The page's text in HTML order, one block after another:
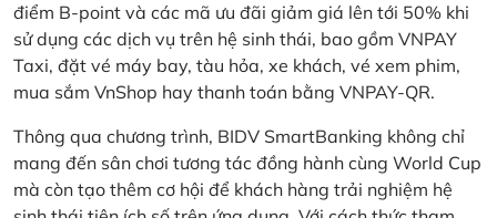
điểm B-point và các mã ưu đãi giảm giá lên tới 50% khi
sử dụng các dịch vụ trên hệ sinh thái, bao gồm VNPAY
Taxi, đặt vé máy bay, tàu hỏa, xe khách, vé xem phim,
mua sắm VnShop hay thanh toán bằng VNPAY-QR.
Thông qua chương trình, BIDV SmartBanking không chỉ
mang đến sân chơi tương tác đồng hành cùng World Cup
mà còn tạo thêm cơ hội để khách hàng trải nghiệm hệ